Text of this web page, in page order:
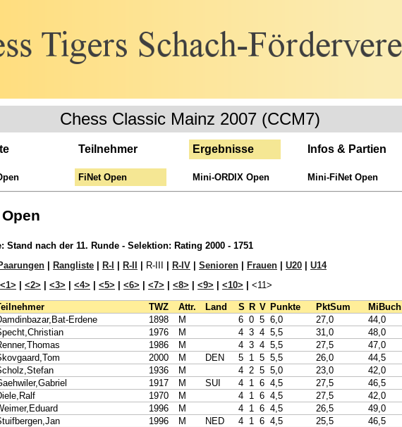
Chess Classic Mainz 2007 (CCM7)
Teilnehmer Ergebnisse Infos & Partien
FiNet Open Mini-ORDIX Open Mini-FiNet Open
Stand nach der 11. Runde - Selektion: Rating 2000 - 1751
Rangliste R-I R-II R-III R-IV Senioren Frauen U20
U14
<1> <2> <3> <4> <5> <6> <7> <8> <9> <10> <11>
TWZ Attr. Land S R V Punkte PktSum
MiBuch
Erdene 1898 M 6 0 5 6,0 27,0
44,0
1976 M 4 3 4 5,5 31,0
48,0
1986 M 4 3 4 5,5 27,5
47,0
2000 M DEN 5 1 5 5,5 26,0
44,5
1936 M 4 2 5 5,0 23,0
42,0
1917 M SUI 4 1 6 4,5 27,5
46,5
1970 M 4 1 6 4,5 27,5
42,0
1996 M 4 1 6 4,5 26,5
49,0
1996 M NED 4 1 6 4,5 25,5
46,5